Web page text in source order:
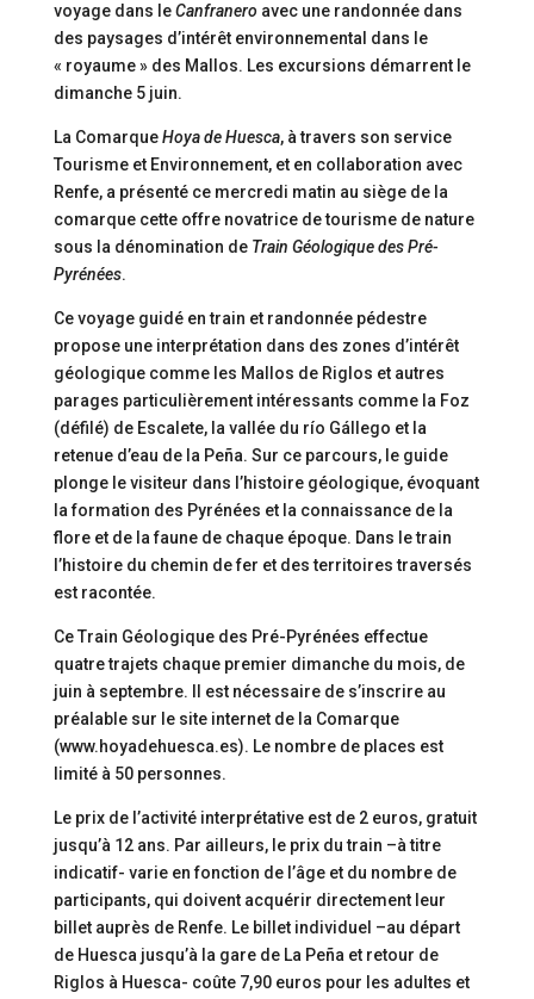
voyage dans leCanfraneroavec une randonnée dans
des paysages d’intérêt environnemental dans le
« royaume » des Mallos. Les excursions démarrent le
dimanche 5 juin.
La ComarqueHoya de Huesca, à travers son service
Tourisme et Environnement, et en collaboration avec
Renfe, a présenté ce mercredi matin au siège de la
comarque cette offre novatrice de tourisme de nature
sous la dénomination de Train Géologique des Pré-
Pyrénées.
Ce voyage guidé en train et randonnée pédestre
propose une interprétation dans des zones d’intérêt
géologique comme les Mallos de Riglos et autres
parages particulièrement intéressants comme la Foz
(défilé) de Escalete, la vallée du río Gállego et la
retenue d’eau de la Peña. Sur ce parcours, le guide
plonge le visiteur dans l’histoire géologique, évoquant
la formation des Pyrénées et la connaissance de la
flore et de la faune de chaque époque. Dans le train
l’histoire du chemin de fer et des territoires traversés
est racontée.
Ce Train Géologique des Pré-Pyrénées effectue
quatre trajets chaque premier dimanche du mois, de
juin à septembre. Il est nécessaire de s’inscrire au
préalable sur le site internet de la Comarque
(www.hoyadehuesca.es). Le nombre de places est
limité à 50 personnes.
Le prix de l’activité interprétative est de 2 euros, gratuit
jusqu’à 12 ans. Par ailleurs, le prix du train –à titre
indicatif- varie en fonction de l’âge et du nombre de
participants, qui doivent acquérir directement leur
billet auprès de Renfe. Le billet individuel –au départ
de Huesca jusqu’à la gare de La Peña et retour de
Riglos à Huesca- coûte 7,90 euros pour les adultes et